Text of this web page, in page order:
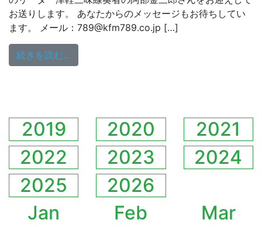
お送りします。 あなたからのメッセージもお待ちしてい
ます。 メール：789@kfm789.co.jp […]
続きを読む…
2019 2020
2021
2022
2023
2024
2025
2026
Jan
Feb
Mar